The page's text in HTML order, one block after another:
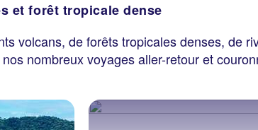
et forêt tropicale dense
volcans, de forêts tropicales denses, de
nombreux voyages aller-retour et